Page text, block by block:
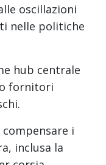
oscillazioni
nelle politiche
hub centrale
fornitori
i
inclusa la